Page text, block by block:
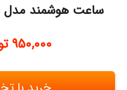
ساعت هوشمند مدل WS-57 ultra2
950,000